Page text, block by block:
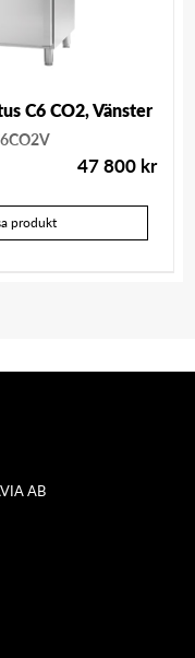
C6 CO2, Vänster
47 800 kr
produkt
AB